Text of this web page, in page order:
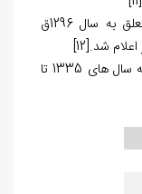
قدیمی‌ترین آمار جمعیتی توشن متعلق به سال 1296ق
[12]
آمار جمعیتی روستای توشن در فاصله سال های 1335 تا